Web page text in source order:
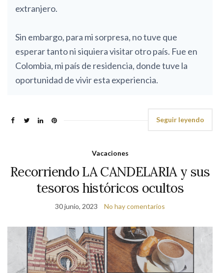
extranjero.
Sin embargo, para mi sorpresa, no tuve que
esperar tanto ni siquiera visitar otro país. Fue en
Colombia, mi país de residencia, donde tuve la
oportunidad de vivir esta experiencia.
Seguir leyendo
Vacaciones
Recorriendo LA CANDELARIA y sus
tesoros históricos ocultos
30 junio, 2023 No hay comentarios